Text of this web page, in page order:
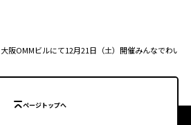
大阪OMMビルにて12月21日（土）開催みんなでわい
ページトップへ